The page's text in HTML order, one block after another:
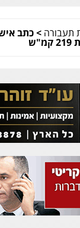
תעבורה >כתב